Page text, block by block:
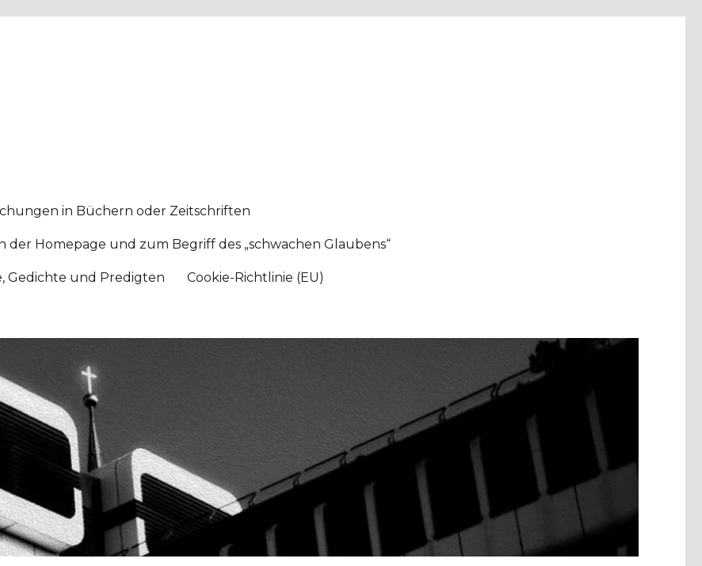
in Büchern oder Zeitschriften
Homepage und zum Begriff des „schwachen Glaubens“
Gedichte und Predigten Cookie-Richtlinie (EU)